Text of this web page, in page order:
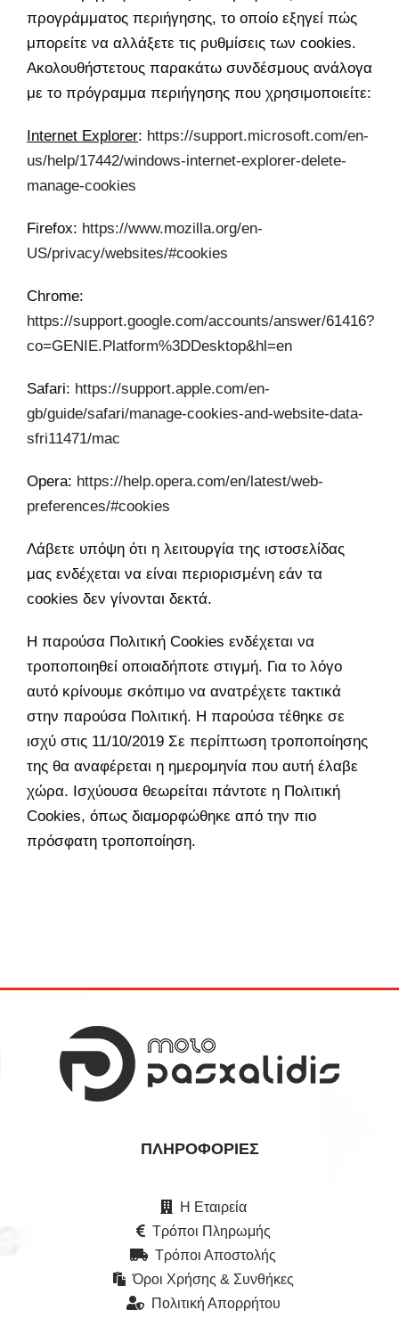
προγράμματος περιήγησης, το οποίο εξηγεί πώς
μπορείτε να αλλάξετε τις ρυθμίσεις των cookies.
Ακολουθήστετους παρακάτω συνδέσμους ανάλογα
με το πρόγραμμα περιήγησης που χρησιμοποιείτε:
Internet Explorer: https://support.microsoft.com/en-
us/help/17442/windows-internet-explorer-delete-
manage-cookies
Firefox: https://www.mozilla.org/en-
US/privacy/websites/#cookies
Chrome:
https://support.google.com/accounts/answer/61416?
co=GENIE.Platform%3DDesktop&hl=en
Safari: https://support.apple.com/en-
gb/guide/safari/manage-cookies-and-website-data-
sfri11471/mac
Opera: https://help.opera.com/en/latest/web-
preferences/#cookies
Λάβετε υπόψη ότι η λειτουργία της ιστοσελίδας
μας ενδέχεται να είναι περιορισμένη εάν τα
cookies δεν γίνονται δεκτά.
Η παρούσα Πολιτική Cookies ενδέχεται να
τροποποιηθεί οποιαδήποτε στιγμή. Για το λόγο
αυτό κρίνουμε σκόπιμο να ανατρέχετε τακτικά
στην παρούσα Πολιτική. Η παρούσα τέθηκε σε
ισχύ στις 11/10/2019 Σε περίπτωση τροποποίησης
της θα αναφέρεται η ημερομηνία που αυτή έλαβε
χώρα. Ισχύουσα θεωρείται πάντοτε η Πολιτική
Cookies, όπως διαμορφώθηκε από την πιο
πρόσφατη τροποποίηση.
ΠΛΗΡΟΦΟΡΊΕΣ
Η Εταιρεία
Τρόποι Πληρωμής
Τρόποι Αποστολής
Όροι Χρήσης & Συνθήκες
Πολιτική Απορρήτου